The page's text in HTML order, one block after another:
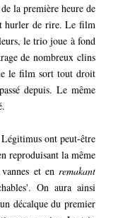
la première heure de
hurler de rire. Le film
le trio joue à fond
de nombreux clins
le film sort tout droit
depuis. Le même
ont peut-être
reproduisant la même
et en remakant
On aura ainsi
décalque du premier